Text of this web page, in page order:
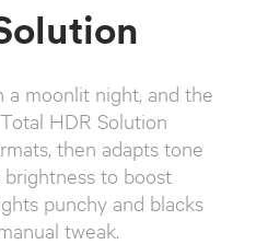
a moonlit night, and the
HDR Solution
then adapts tone
brightness to boost
punchy and blacks
tweak.